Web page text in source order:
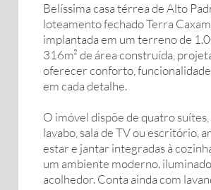
Belíssima casa térrea de Alto
loteamento fechado Terra
implantada em um terreno de
316m² de área construída,
oferecer conforto,
em cada detalhe.
O imóvel dispõe de quatro suítes,
lavabo, sala de TV ou escritório,
estar e jantar integradas à
um ambiente moderno.
acolhedor. Conta ainda com